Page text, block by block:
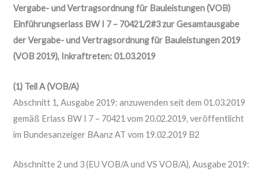
Vergabe- und Vertragsordnung für Bauleistungen (VOB)
Einführungserlass BW I 7 – 70421/2#3 zur Gesamtausgabe
der Vergabe- und Vertragsordnung für Bauleistungen 2019
(VOB 2019), Inkraftreten: 01.03.2019
(1) Teil A (VOB/A)
Abschnitt 1, Ausgabe 2019: anzuwenden seit dem 01.03.2019
gemäß Erlass BW I 7 – 70421 vom 20.02.2019, veröffentlicht
im Bundesanzeiger BAanz AT vom 19.02.2019 B2
Abschnitte 2 und 3 (EU VOB/A und VS VOB/A), Ausgabe 2019: